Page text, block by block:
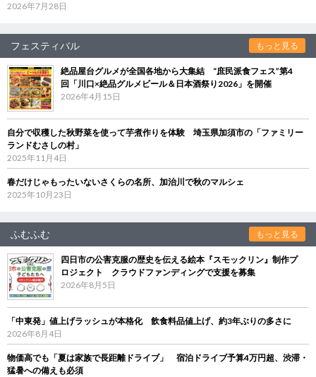
2026年7月28日
フェスティバル もっと見る
絶品屋台グルメが全国各地から大集結 “庶民派食フェス”第4
回「川口×絶品グルメビール＆日本酒祭り2026」を開催
2026年4月15日
自分で収穫した秋野菜を使って芋煮作りを体験 埼玉県加須市の「ファミリー
ランドむさしの村」
2025年11月4日
春だけじゃもったいないさくらの名所、加治川で秋のマルシェ
2025年10月23日
ふむふむ もっと見る
四日市の公害克服の歴史を伝える絵本『スモックリン』制作プ
ロジェクト クラウドファンディングで支援を募集
2026年8月5日
「中東発」値上げラッシュが本格化 飲食料品値上げ、約3年ぶりの多さに
2026年8月4日
物価高でも「夏は家族で長距離ドライブ」 宿泊ドライブ予算4万円超、渋滞・
猛暑への備えも必須